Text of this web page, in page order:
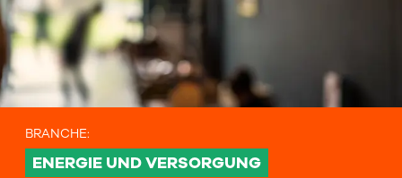
BRANCHE:
ENERGIE UND VERSORGUNG